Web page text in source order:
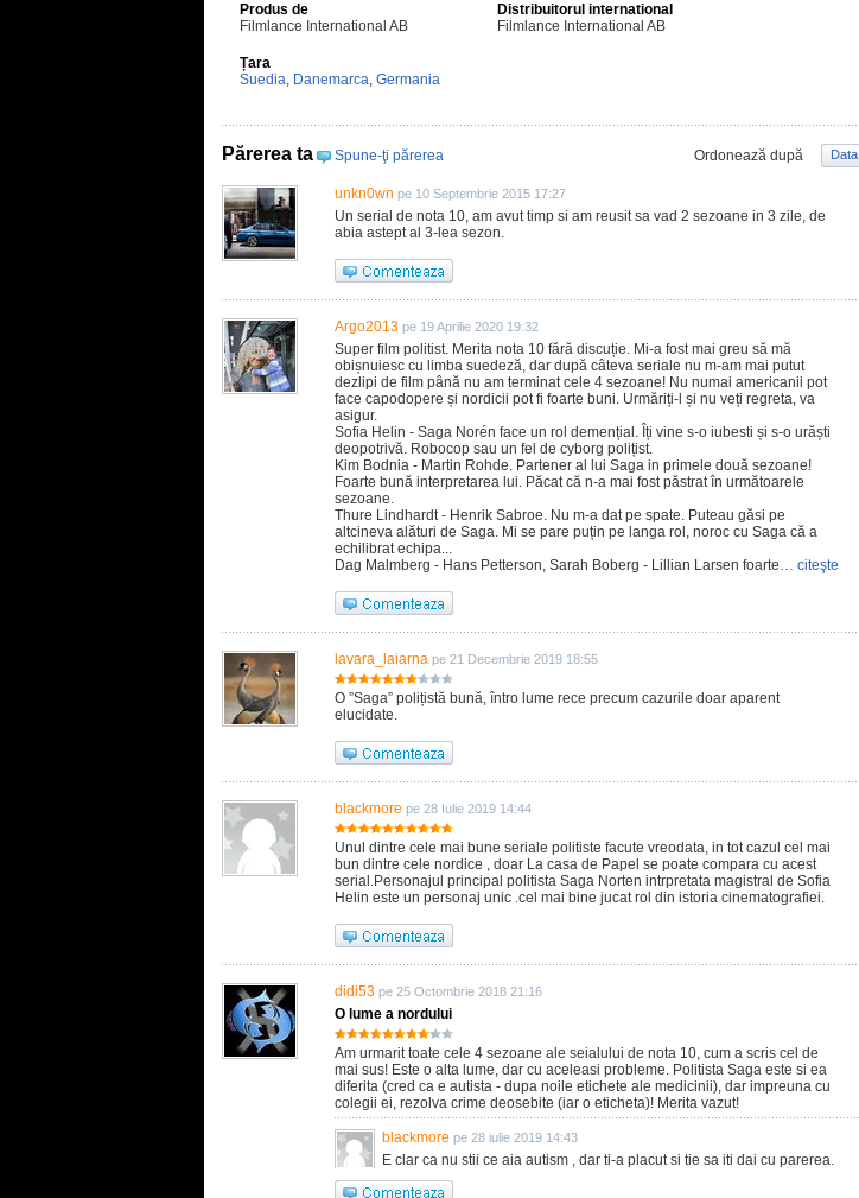
Produs de
Filmlance International AB
Distribuitorul international
Filmlance International AB
Țara
Suedia, Danemarca, Germania
Părerea ta Spune-ţi părerea Ordonează după Data
unkn0wn pe 10 Septembrie 2015 17:27
Un serial de nota 10, am avut timp si am reusit sa vad 2 sezoane in 3 zile, de
abia astept al 3-lea sezon.
Argo2013 pe 19 Aprilie 2020 19:32
Super film politist. Merita nota 10 fără discuție. Mi-a fost mai greu să mă
obișnuiesc cu limba suedeză, dar după câteva seriale nu m-am mai putut
dezlipi de film până nu am terminat cele 4 sezoane! Nu numai americanii pot
face capodopere și nordicii pot fi foarte buni. Urmăriți-l și nu veți regreta, va
asigur.
Sofia Helin - Saga Norén face un rol demențial. Îți vine s-o iubesti și s-o urăști
deopotrivă. Robocop sau un fel de cyborg polițist.
Kim Bodnia - Martin Rohde. Partener al lui Saga in primele două sezoane!
Foarte bună interpretarea lui. Păcat că n-a mai fost păstrat în următoarele
sezoane.
Thure Lindhardt - Henrik Sabroe. Nu m-a dat pe spate. Puteau găsi pe
altcineva alături de Saga. Mi se pare puțin pe langa rol, noroc cu Saga că a
echilibrat echipa...
Dag Malmberg - Hans Petterson, Sarah Boberg - Lillian Larsen foarte… citeşte
lavara_laiarna pe 21 Decembrie 2019 18:55
O ”Saga” polițistă bună, întro lume rece precum cazurile doar aparent
elucidate.
blackmore pe 28 Iulie 2019 14:44
Unul dintre cele mai bune seriale politiste facute vreodata, in tot cazul cel mai
bun dintre cele nordice , doar La casa de Papel se poate compara cu acest
serial.Personajul principal politista Saga Norten intrpretata magistral de Sofia
Helin este un personaj unic .cel mai bine jucat rol din istoria cinematografiei.
didi53 pe 25 Octombrie 2018 21:16
O lume a nordului
Am urmarit toate cele 4 sezoane ale seialului de nota 10, cum a scris cel de
mai sus! Este o alta lume, dar cu aceleasi probleme. Politista Saga este si ea
diferita (cred ca e autista - dupa noile etichete ale medicinii), dar impreuna cu
colegii ei, rezolva crime deosebite (iar o eticheta)! Merita vazut!
blackmore pe 28 iulie 2019 14:43
E clar ca nu stii ce aia autism , dar ti-a placut si tie sa iti dai cu parerea.